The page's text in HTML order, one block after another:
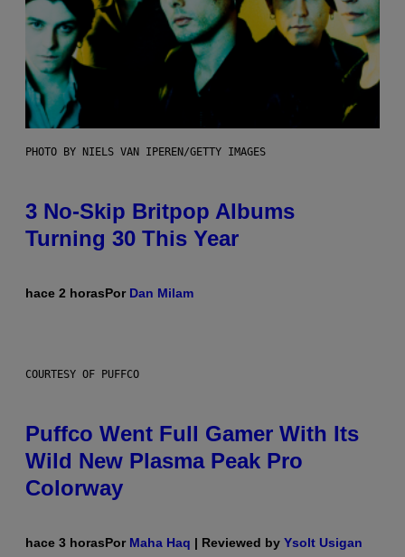
PHOTO BY NIELS VAN IPEREN/GETTY IMAGES
3 No-Skip Britpop Albums
Turning 30 This Year
hace 2 horasPor Dan Milam
COURTESY OF PUFFCO
Puffco Went Full Gamer With Its
Wild New Plasma Peak Pro
Colorway
hace 3 horasPor Maha Haq | Reviewed by Ysolt Usigan